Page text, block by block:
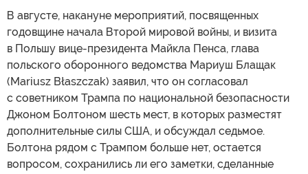
В августе, накануне мероприятий, посвященных
годовщине начала Второй мировой войны, и визита
в Польшу вице-президента Майкла Пенса, глава
польского оборонного ведомства Мариуш Блащак
(Mariusz Błaszczak) заявил, что он согласовал
с советником Трампа по национальной безопасности
Джоном Болтоном шесть мест, в которых разместят
дополнительные силы США, и обсуждал седьмое.
Болтона рядом с Трампом больше нет, остается
вопросом, сохранились ли его заметки, сделанные